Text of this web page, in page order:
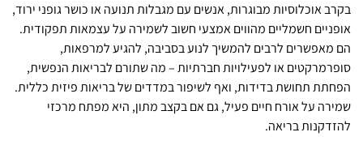
בקרב אוכלוסיות מבוגרות, אנשים עם מגבלות תנועה או כושר גופני ירוד,
אופניים חשמליים מהווים אמצעי חשוב לשמירה על עצמאות תפקודית.
הם מאפשרים לרבים להמשיך לנוע בסביבה, להגיע למרפאות,
סופרמרקטים או לפעילויות חברתיות – מה שתורם לבריאות הנפשית,
הפחתת תחושת בדידות, ואף לשיפור במדדים של בריאות פיזית כללית.
שמירה על אורח חיים פעיל, גם אם בקצב מתון, היא מפתח מרכזי
להזדקנות בריאה.